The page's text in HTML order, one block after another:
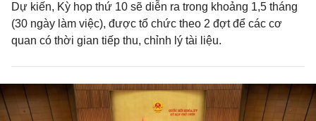
Dự kiến, Kỳ họp thứ 10 sẽ diễn ra trong khoảng 1,5 tháng
(30 ngày làm việc), được tổ chức theo 2 đợt để các cơ
quan có thời gian tiếp thu, chỉnh lý tài liệu.